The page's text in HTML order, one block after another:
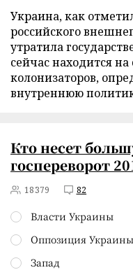
Украина, как
российского
утратила
сейчас находится
колонизаторов,
внутреннюю
Кто несет
госпереворот
18379 82
Власти Украины
Оппозиция Украины
Запад